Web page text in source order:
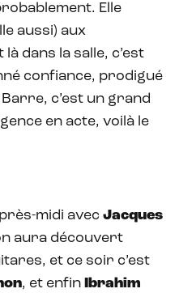
Elle
aussi) aux
dans la salle, c’est
confiance, prodigué
c’est un grand
en acte, voilà le
midi avec Jacques
aura découvert
et ce soir c’est
, et enfin Ibrahim